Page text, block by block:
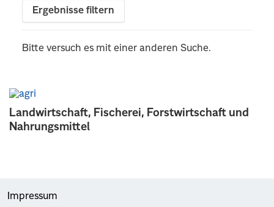
Landwirtschaft, Fischerei, Forstwirtschaft und
Nahrungsmittel
Ergebnisse filtern
Bitte versuch es mit einer anderen Suche.
Impressum